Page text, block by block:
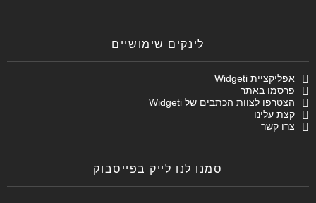
לינקים שימושיים
אפליקציית Widgeti
פרסמו באתר
הצטרפו לצוות הכתבים של Widgeti
קצת עלינו
צרו קשר
סמנו לנו לייק בפייסבוק